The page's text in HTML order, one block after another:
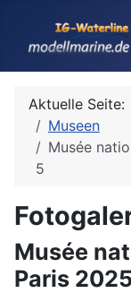
Aktuelle Seite:
Museen
Musée
5
Musée
Paris